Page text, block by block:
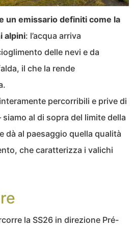
un emissario definiti come la
alpini: l’acqua arriva
delle nevi e da
il che la rende
percorribili e prive di
al di sopra del limite della
al paesaggio quella qualità
che caratterizza i valichi
la SS26 in direzione Pré-